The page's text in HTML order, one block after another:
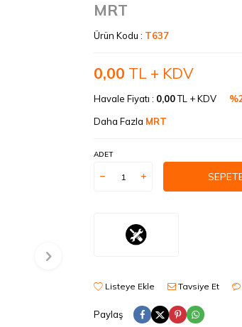
MRT
Ürün Kodu : T637
0,00 TL + KDV
Havale Fiyatı : 0,00TL + KDV
Daha Fazla MRT
ADET
Listeye Ekle Tavsiye Et
Paylaş